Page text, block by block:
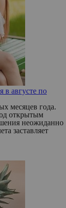
в августе по
месяцев года.
открытым
неожиданно
заставляет